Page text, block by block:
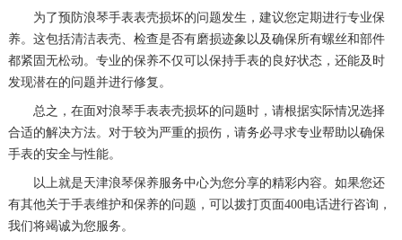
为了预防浪琴手表表壳损坏的问题发生，建议您定期进行专业保
养。这包括清洁表壳、检查是否有磨损迹象以及确保所有螺丝和部件
都紧固无松动。专业的保养不仅可以保持手表的良好状态，还能及时
发现潜在的问题并进行修复。
总之，在面对浪琴手表表壳损坏的问题时，请根据实际情况选择
合适的解决方法。对于较为严重的损伤，请务必寻求专业帮助以确保
手表的安全与性能。
以上就是天津浪琴保养服务中心为您分享的精彩内容。如果您还
有其他关于手表维护和保养的问题，可以拨打页面400电话进行咨询，
我们将竭诚为您服务。